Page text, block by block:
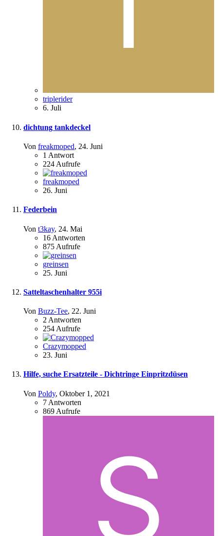
triplerider
6. Juli
dichtung tankdeckel
Von freakmoped, 24. Juni
1 Antwort
224 Aufrufe
freakmoped
26. Juni
Federbein
Von t3kay, 24. Mai
16 Antworten
875 Aufrufe
greinsen
25. Juni
Satteltaschenhalter 955i
Von Buzz-Tee, 22. Juni
2 Antworten
254 Aufrufe
Crazymopped
23. Juni
Hilfe, suche Ersatzteile - Dichtringe Einpritzdüsen
Von Poldy, Oktober 1, 2021
7 Antworten
869 Aufrufe